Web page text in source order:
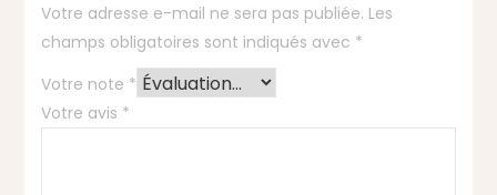
Votre adresse e-mail ne sera pas publiée. Les
champs obligatoires sont indiqués avec *
Votre note *
Votre avis *